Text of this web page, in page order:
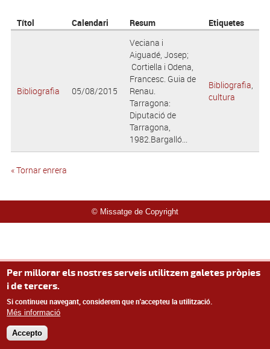
Títol Calendari Resum Etiquetes
Bibliografia 05/08/2015
Veciana i
Aiguadé, Josep;
Cortiella i Odena,
Francesc. Guia de
Renau.
Tarragona:
Diputació de
Tarragona,
1982.Bargalló...
Bibliografia,
cultura
« Tornar enrera
© Missatge de Copyright
Per millorar els nostres serveis utilitzem galetes pròpies
i de tercers.
Si continueu navegant, considerem que n'accepteu la utilització.
Més informació
Accepto